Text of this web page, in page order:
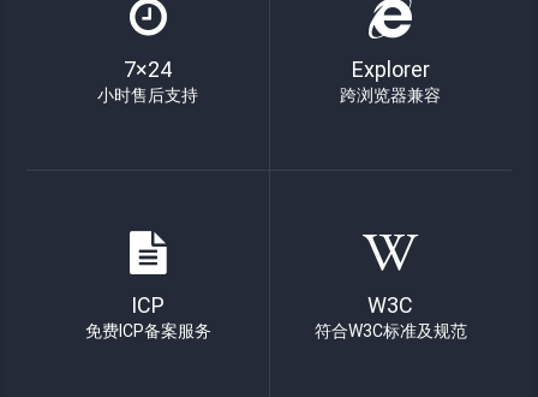
7×24
小时售后支持
Explorer
跨浏览器兼容
ICP
免费ICP备案服务
W3C
符合W3C标准及规范